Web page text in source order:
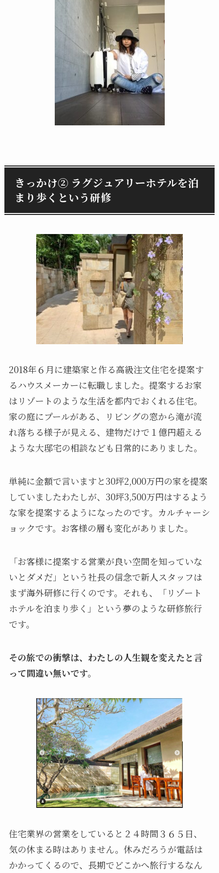
きっかけ② ラグジュアリーホテルを泊
まり歩くという研修
2018年６月に建築家と作る高級注文住宅を提案す
るハウスメーカーに転職しました。提案するお家
はリゾートのような生活を都内でおくれる住宅。
家の庭にプールがある、リビングの窓から滝が流
れ落ちる様子が見える、建物だけで１億円超える
ような大邸宅の相談なども日常的にありました。
単純に金額で言いますと30坪2,000万円の家を提案
していましたわたしが、30坪3,500万円はするよう
な家を提案するようになったのです。カルチャーシ
ョックです。お客様の層も変化がありました。
「お客様に提案する営業が良い空間を知っていな
いとダメだ」という社長の信念で新人スタッフは
まず海外研修に行くのです。それも、
「リゾート
ホテルを泊まり歩く」
という夢のような研修旅行
です。
その旅での衝撃は、わたしの人生観を変えたと言
って間違い無いです。
住宅業界の営業をしていると２４時間３６５日、
気の休まる時はありません。休みだろうが電話は
かかってくるので、長期でどこかへ旅行するなん